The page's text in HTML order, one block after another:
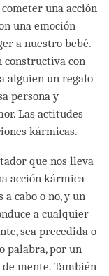
una acción
una emoción
a nuestro bebé.
constructiva con
alguien un regalo
persona y
Las actitudes
kármicas.
que nos lleva
acción kármica
cabo o no, y un
a cualquier
sea precedida o
palabra, por un
mente. También